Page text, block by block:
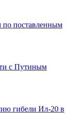
по поставленным
с Путиным
гибели Ил-20 в